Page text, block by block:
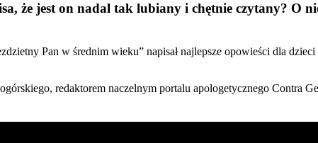
że jest on nadal tak lubiany i chętnie czytany? O
Pan w średnim wieku” napisał najlepsze opowieści dla
redaktorem naczelnym portalu apologetycznego Contra